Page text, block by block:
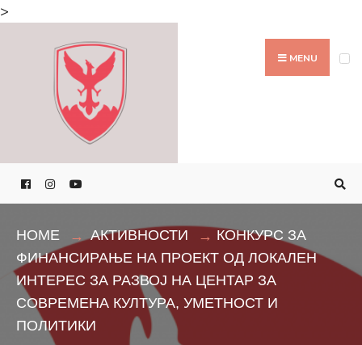
>
MENU
HOME АКТИВНОСТИ
КОНКУРС ЗА
ФИНАНСИРАЊЕ НА ПРОЕКТ ОД ЛОКАЛЕН
ИНТЕРЕС ЗА РАЗВОЈ НА ЦЕНТАР ЗА
СОВРЕМЕНА КУЛТУРА, УМЕТНОСТ И
ПОЛИТИКИ